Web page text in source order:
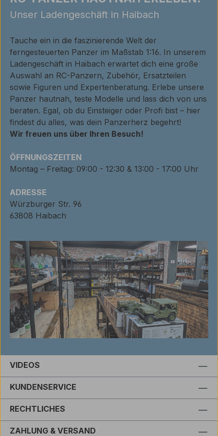
Unser Ladengeschäft in Haibach
Tauche ein in die faszinierende Welt der
ferngesteuerten Panzer im Maßstab 1:16. In unserem
Ladengeschäft in Haibach erwartet dich eine große
Auswahl an RC-Panzern, Zubehör, Ersatzteilen
sowie Figuren und Expertenberatung. Erlebe unsere
Panzer hautnah, teste Modelle und lass dich von uns
beraten. Egal, ob du Einsteiger oder Profi bist – hier
findest du alles, was dein Panzerherz begehrt!
Wir freuen uns über Ihren Besuch!
ÖFFNUNGSZEITEN
Montag – Freitag: 09:00 - 12:30 & 13:00 - 17:00 Uhr
ADRESSE
Würzburger Str. 96
63808 Haibach
VIDEOS
KUNDENSERVICE
RECHTLICHES
ZAHLUNG & VERSAND